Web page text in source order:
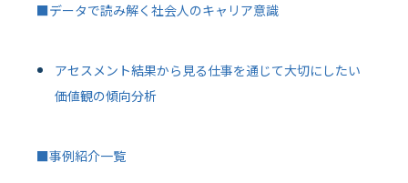
■データで読み解く社会人のキャリア意識
アセスメント結果から見る仕事を通じて大切にしたい
価値観の傾向分析
■事例紹介一覧